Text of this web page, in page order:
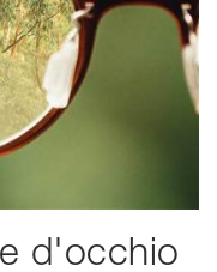
d'occhio